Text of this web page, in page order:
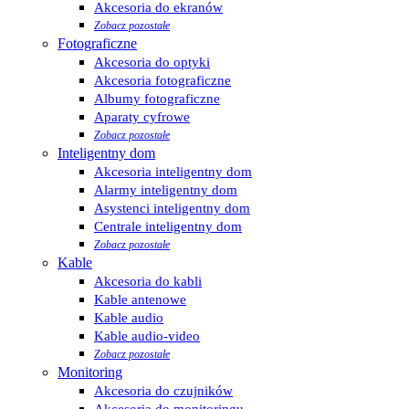
Akcesoria do ekranów
Zobacz pozostałe
Fotograficzne
Akcesoria do optyki
Akcesoria fotograficzne
Albumy fotograficzne
Aparaty cyfrowe
Zobacz pozostałe
Inteligentny dom
Akcesoria inteligentny dom
Alarmy inteligentny dom
Asystenci inteligentny dom
Centrale inteligentny dom
Zobacz pozostałe
Kable
Akcesoria do kabli
Kable antenowe
Kable audio
Kable audio-video
Zobacz pozostałe
Monitoring
Akcesoria do czujników